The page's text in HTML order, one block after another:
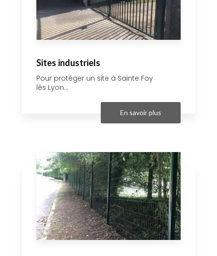
Sites industriels
Pour protéger un site à Sainte Foy
lès Lyon...
En savoir plus